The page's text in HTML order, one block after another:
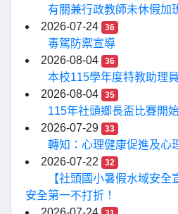
有關兼行政教師未休假加
2026-07-24
36
毒駕防禦宣導
2026-08-04
36
本校115學年度特教助理
2026-08-04
35
115年社頭鄉長盃比賽開始
2026-07-29
33
轉知：心理健康促進及心
2026-07-22
32
【社頭國小暑假水域安全
安全第一不打折！